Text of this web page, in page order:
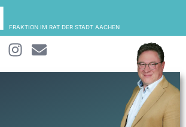
FRAKTION IM RAT DER STADT AACHEN